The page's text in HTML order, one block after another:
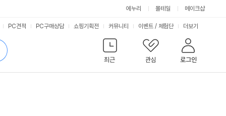
에누리 몰테일 메이크샵
최근
관심 로그인
PC견적 PC구매상담 쇼핑기획전 커뮤니티 이벤트 / 체험단 서
비
스
더보기